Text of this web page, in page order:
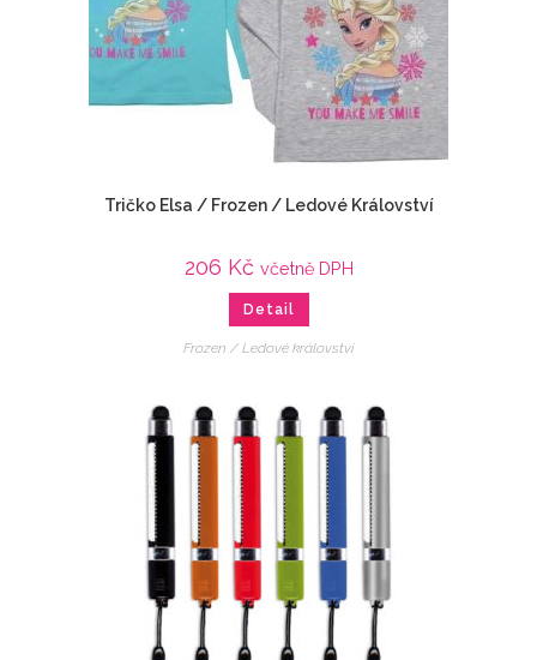
Tričko Elsa / Frozen / Ledové Království
206 Kč včetně DPH
Detail
Frozen / Ledové království